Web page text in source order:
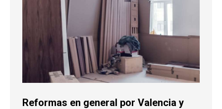
Reformas en general por Valencia y